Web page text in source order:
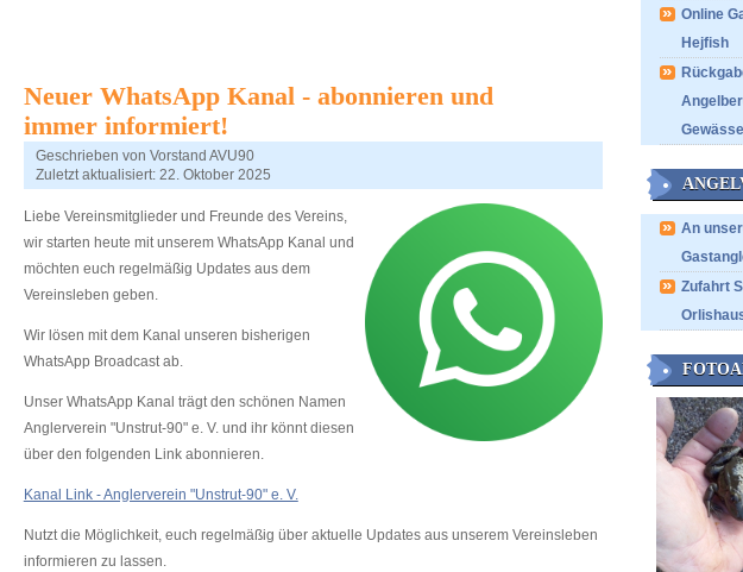
Neuer WhatsApp Kanal - abonnieren und
immer informiert!
Geschrieben von Vorstand AVU90
Zuletzt aktualisiert: 22. Oktober 2025
Liebe Vereinsmitglieder und Freunde des Vereins,
wir starten heute mit unserem WhatsApp Kanal und
möchten euch regelmäßig Updates aus dem
Vereinsleben geben.
Wir lösen mit dem Kanal unseren bisherigen
WhatsApp Broadcast ab.
Unser WhatsApp Kanal trägt den schönen Namen
Anglerverein "Unstrut-90" e. V. und ihr könnt diesen
über den folgenden Link abonnieren.
Kanal Link - Anglerverein "Unstrut-90" e. V.
Nutzt die Möglichkeit, euch regelmäßig über aktuelle Updates aus unserem Vereinsleben
informieren zu lassen.
Online
Hejfish
An
Zufahrt